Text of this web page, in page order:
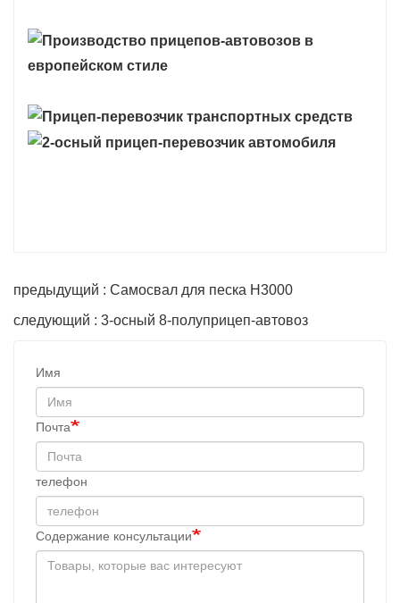
предыдущий : Самосвал для песка H3000
следующий : 3-осный 8-полуприцеп-автовоз
Имя
Почта
телефон
Содержание консультации